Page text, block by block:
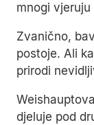
mnogi
Zvanično,
postoje. Ali
prirodi
djeluje pod